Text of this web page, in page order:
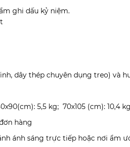
ghi dấu kỷ niệm.
dây thép chuyên dụng treo) và
5,5 kg; 70x105 (cm): 10,4
hàng
ánh sáng trực tiếp hoặc nơi ẩm